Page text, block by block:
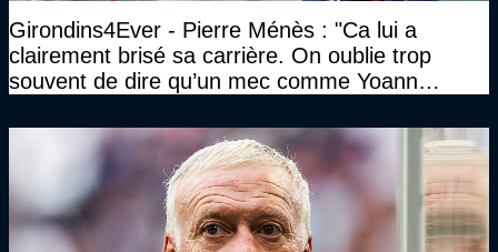
Girondins4Ever - Pierre Ménès : "Ca lui a
clairement brisé sa carrière. On oublie trop
souvent de dire qu’un mec comme Yoann